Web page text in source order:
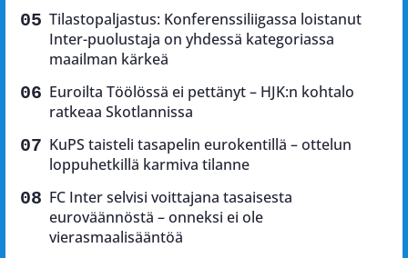
Tilastopaljastus: Konferenssiliigassa loistanut
Inter-puolustaja on yhdessä kategoriassa
maailman kärkeä
Euroilta Töölössä ei pettänyt – HJK:n kohtalo
ratkeaa Skotlannissa
KuPS taisteli tasapelin eurokentillä – ottelun
loppuhetkillä karmiva tilanne
FC Inter selvisi voittajana tasaisesta
euroväännöstä – onneksi ei ole
vierasmaalisääntöä